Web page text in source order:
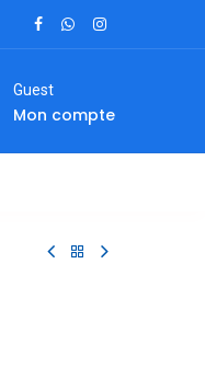
Guest
Mon compte